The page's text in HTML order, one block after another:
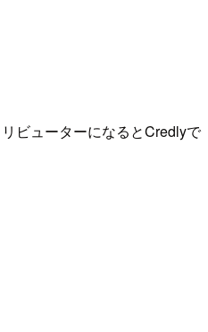
ビューターになるとCredlyで